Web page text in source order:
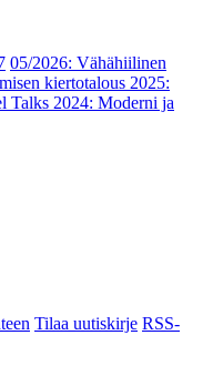
05/2026: Vähähiilinen
kiertotalous 2025:
Talks 2024: Moderni ja
Tilaa uutiskirje RSS-